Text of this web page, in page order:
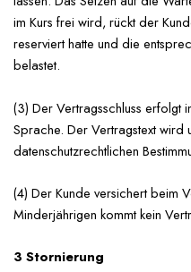
im Kurs frei wird, rückt der
reserviert hatte und die
belastet.
(3) Der Vertragsschluss erfolgt
Sprache. Der Vertragstext wird
datenschutzrechtlichen
(4) Der Kunde versichert beim
Minderjährigen kommt kein
3 Stornierung